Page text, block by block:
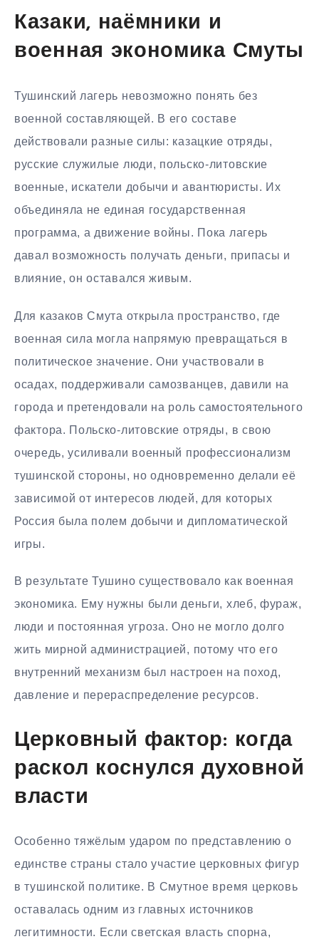
Казаки, наёмники и
военная экономика Смуты
Тушинский лагерь невозможно понять без
военной составляющей. В его составе
действовали разные силы: казацкие отряды,
русские служилые люди, польско-литовские
военные, искатели добычи и авантюристы. Их
объединяла не единая государственная
программа, а движение войны. Пока лагерь
давал возможность получать деньги, припасы и
влияние, он оставался живым.
Для казаков Смута открыла пространство, где
военная сила могла напрямую превращаться в
политическое значение. Они участвовали в
осадах, поддерживали самозванцев, давили на
города и претендовали на роль самостоятельного
фактора. Польско-литовские отряды, в свою
очередь, усиливали военный профессионализм
тушинской стороны, но одновременно делали её
зависимой от интересов людей, для которых
Россия была полем добычи и дипломатической
игры.
В результате Тушино существовало как военная
экономика. Ему нужны были деньги, хлеб, фураж,
люди и постоянная угроза. Оно не могло долго
жить мирной администрацией, потому что его
внутренний механизм был настроен на поход,
давление и перераспределение ресурсов.
Церковный фактор: когда
раскол коснулся духовной
власти
Особенно тяжёлым ударом по представлению о
единстве страны стало участие церковных фигур
в тушинской политике. В Смутное время церковь
оставалась одним из главных источников
легитимности. Если светская власть спорна,